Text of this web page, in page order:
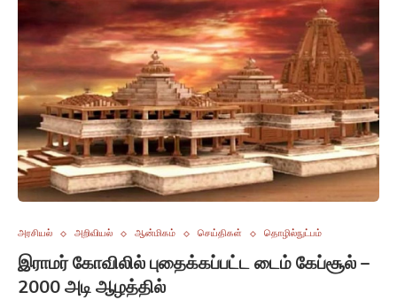
அரசியல் அறிவியல் ஆன்மிகம் செய்திகள் தொழில்நுட்பம்
இராமர் கோவிலில் புதைக்கப்பட்ட டைம் கேப்சூல் –
2000 அடி ஆழத்தில்